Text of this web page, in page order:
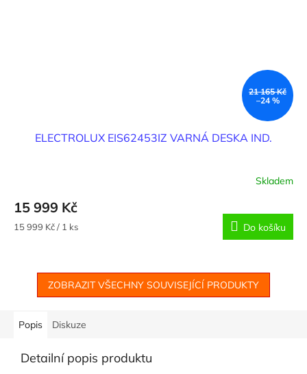
21 165 Kč
–24 %
ELECTROLUX EIS62453IZ VARNÁ DESKA IND.
Skladem
15 999 Kč
Měrná
15 999 Kč / 1 ks Do košíku
ZOBRAZIT VŠECHNY SOUVISEJÍCÍ PRODUKTY
Popis Diskuze
Detailní popis produktu